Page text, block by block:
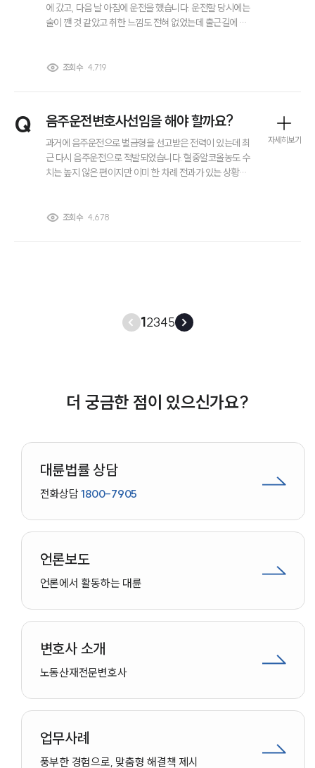
만화로 보는 사례
에 갔고, 다음 날 아침에 운전을 했습니다. 운전할 당시에는
술이 깬 것 같았고 취한 느낌도 전혀 없었는데 출근길에 음
있다는 말을 들어 너무 당황스러웠습니다. 보통 술마신다
건가요? 어떻게 대응해야 할까요..
조회수 4,719
Q 음주운전변호사선임을 해야 할까요?
과거에 음주운전으로 벌금형을 선고받은 전력이 있는데 최
근 다시 음주운전으로 적발되었습니다. 혈중알코올농도 수
치는 높지 않은 편이지만 이미 한 차례 전과가 있는 상황이
었는데 실제로 실형 가능성도 있는지, 이 경우 음주운전변
조회수 4,678
자세히보기
12345
더 궁금한 점이 있으신가요?
대륜법률 상담
전화상담1800-7905
언론보도
언론에서 활동하는 대륜
변호사 소개
노동산재전문변호사
업무사례
풍부한 경험으로, 맞춤형 해결책 제시